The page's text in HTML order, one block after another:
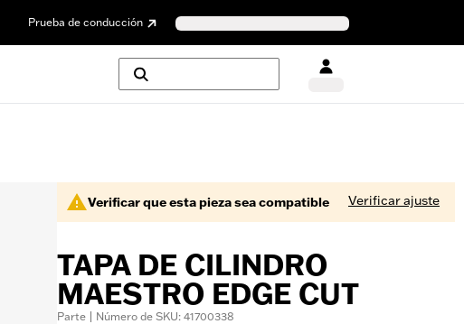
Prueba de conducción
Verificar que esta pieza sea compatible Verificar ajuste
TAPA DE CILINDRO
MAESTRO EDGE CUT
Parte | Número de SKU: 41700338